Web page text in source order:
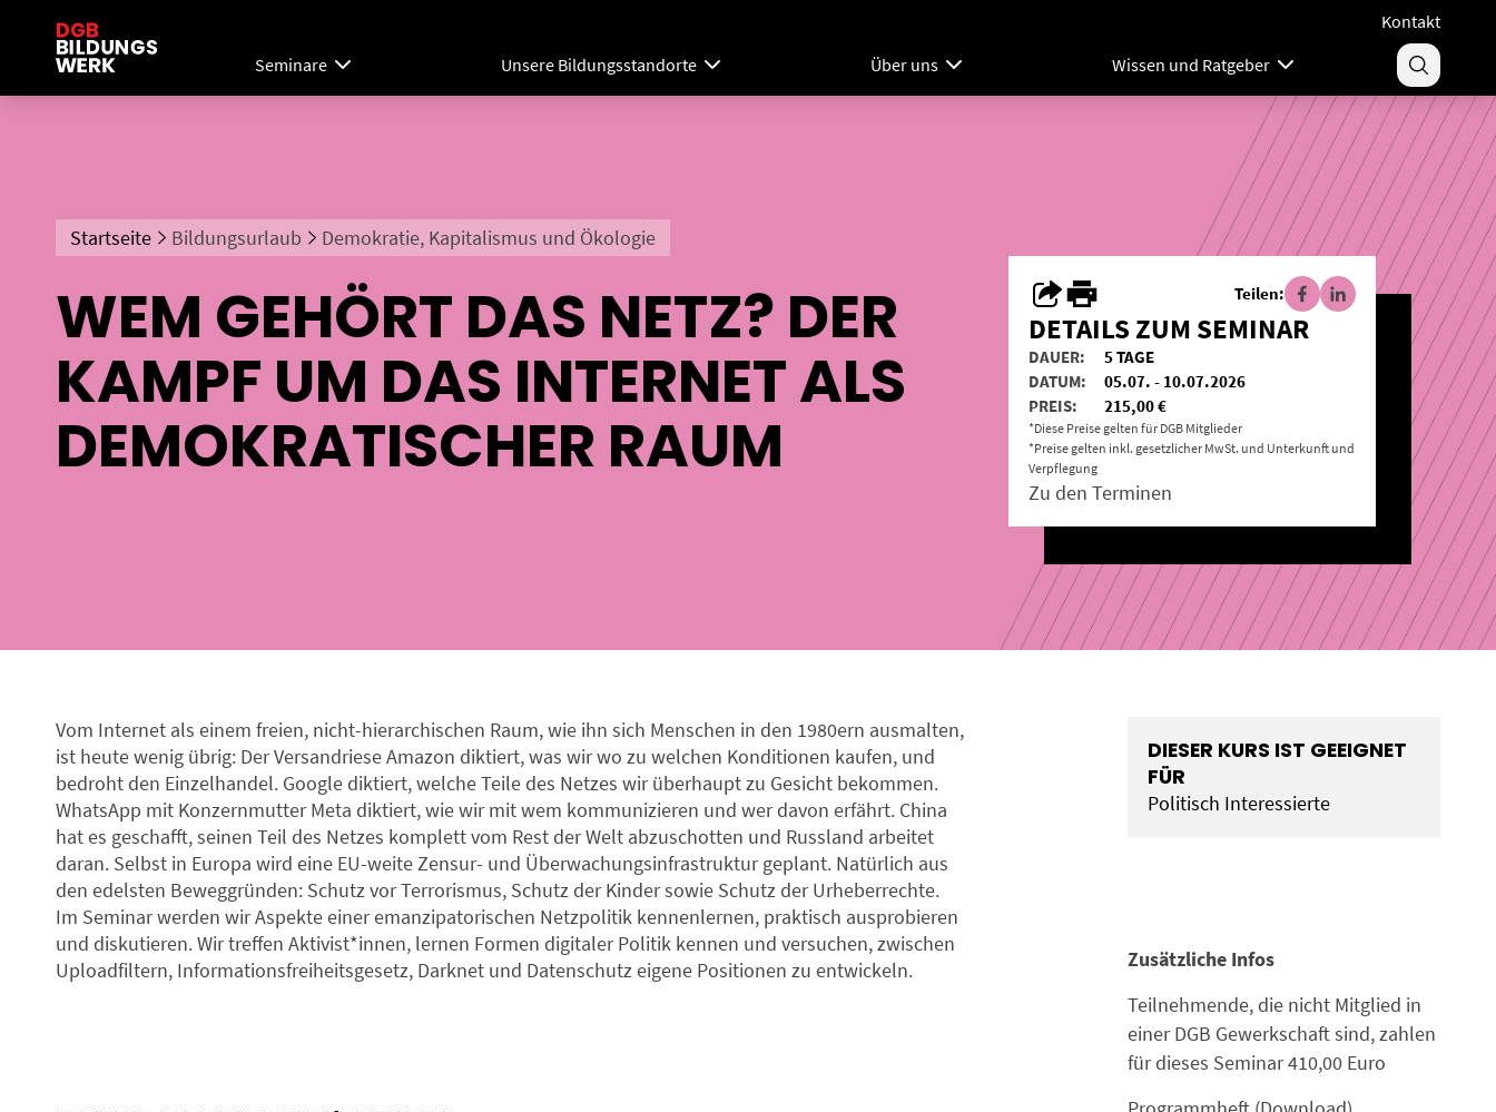
Kontakt
Seminare
Unsere Bildungsstandorte Über uns Wissen und Ratgeber
Startseite Bildungsurlaub Demokratie, Kapitalismus und Ökologie
WEM GEHÖRT DAS NETZ? DER
KAMPF UM DAS INTERNET ALS
DEMOKRATISCHER RAUM
Teilen:
DETAILS ZUM SEMINAR
DAUER:
5 TAGE
DATUM:
05.07. - 10.07.2026
PREIS:
215,00 €
*Diese Preise gelten für DGB Mitglieder
*Preise gelten inkl. gesetzlicher MwSt. und Unterkunft und
Verpflegung
Zu den Terminen
Vom Internet als einem freien, nicht-hierarchischen Raum, wie ihn sich Menschen in den 1980ern ausmalten,
ist heute wenig übrig: Der Versandriese Amazon diktiert, was wir wo zu welchen Konditionen kaufen, und
bedroht den Einzelhandel. Google diktiert, welche Teile des Netzes wir überhaupt zu Gesicht bekommen.
WhatsApp mit Konzernmutter Meta diktiert, wie wir mit wem kommunizieren und wer davon erfährt. China
hat es geschafft, seinen Teil des Netzes komplett vom Rest der Welt abzuschotten und Russland arbeitet
daran. Selbst in Europa wird eine EU-weite Zensur- und Überwachungsinfrastruktur geplant. Natürlich aus
den edelsten Beweggründen: Schutz vor Terrorismus, Schutz der Kinder sowie Schutz der Urheberrechte.
Im Seminar werden wir Aspekte einer emanzipatorischen Netzpolitik kennenlernen, praktisch ausprobieren
und diskutieren. Wir treffen Aktivist*innen, lernen Formen digitaler Politik kennen und versuchen, zwischen
Uploadfiltern, Informationsfreiheitsgesetz, Darknet und Datenschutz eigene Positionen zu entwickeln.
DIESER KURS IST GEEIGNET
FÜR
Politisch Interessierte
Zusätzliche Infos
Teilnehmende, die nicht Mitglied in
einer DGB Gewerkschaft sind, zahlen
für dieses Seminar 410,00 Euro